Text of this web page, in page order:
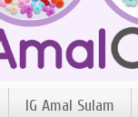
IG Amal Sulam